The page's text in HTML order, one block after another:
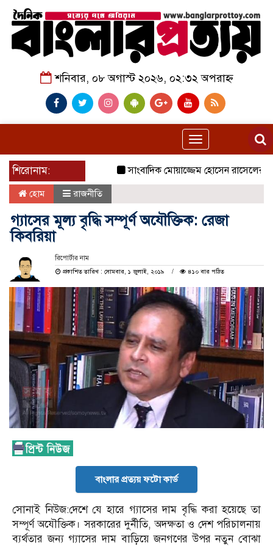
শনিবার, ০৮ অগাস্ট ২০২৬, ০২:৩২ অপরাহ্ন
Toggle
navigation
শিরোনাম:
সাংবাদিক মোয়াজ্জেম হোসেন রাসেলের
হোম রাজনীতি
গ্যাসের মূল্য বৃদ্ধি সম্পূর্ণ অযৌক্তিক: রেজা
কিবরিয়া
রিপোর্টার নাম
প্রকাশিত তারিখ : সোমবার, ১ জুলাই, ২০১৯
৪১০ বার পঠিত
বাংলার প্রত্যয় ফটো কার্ড
সোনাই নিউজ:দেশে যে হারে গ্যাসের দাম বৃদ্ধি করা হয়েছে তা
সম্পূর্ণ অযৌক্তিক। সরকারের দুর্নীতি, অদক্ষতা ও দেশ পরিচালনায়
ব্যর্থতার জন্য গ্যাসের দাম বাড়িয়ে জনগণের উপর নতুন বোঝা